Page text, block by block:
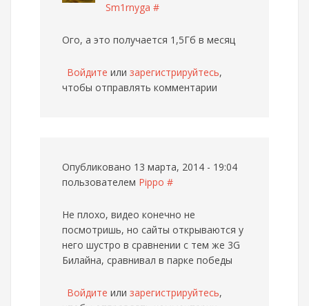
Sm1rnyga #
Ого, а это получается 1,5Гб в месяц
Войдите или зарегистрируйтесь,
чтобы отправлять комментарии
Опубликовано 13 марта, 2014 - 19:04
пользователем Pippo #
Не плохо, видео конечно не
посмотришь, но сайты открываются у
него шустро в сравнении с тем же 3G
Билайна, сравнивал в парке победы
Войдите или зарегистрируйтесь,